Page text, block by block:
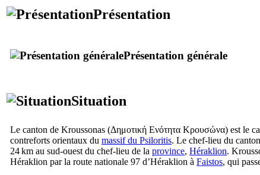
Présentation
Présentation générale
Situation
Le canton de Kroussonas (Δημοτική Ενότητα Κρουσώνα) est le
contreforts orientaux du massif du Psiloritis. Le chef-lieu du
24 km au sud-ouest du chef-lieu de la province, Héraklion.
Héraklion par la route nationale 97 d’Héraklion à Faistos, qui